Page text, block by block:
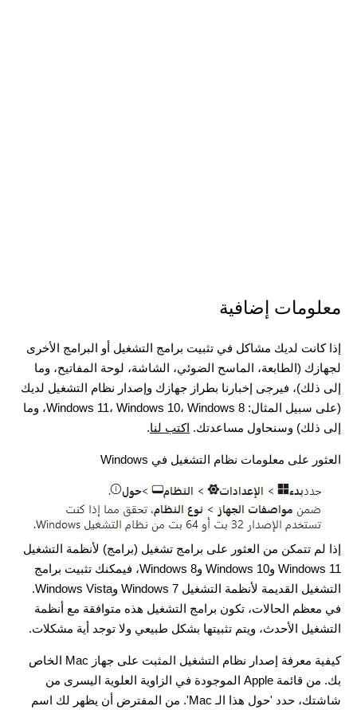
معلومات إضافية
إذا كانت لديك مشاكل في تثبيت برامج التشغيل أو البرامج الأخرى
لجهازك (الطابعة، الماسح الضوئي، الشاشة، لوحة المفاتيح، وما
إلى ذلك)، فيرجى إخبارنا بطراز جهازك وإصدار نظام التشغيل لديك
(على سبيل المثال: Windows 11، Windows 10، Windows 8، وما
إلى ذلك) وسنحاول مساعدتك. اكتب لنا.
العثور على معلومات نظام التشغيل في Windows
إذا لم تتمكن من العثور على برامج تشغيل (برامج) لأنظمة التشغيل
Windows 11 وWindows 10 وWindows 8، فيمكنك تثبيت برامج
التشغيل القديمة لأنظمة التشغيل Windows 7 وWindows Vista.
في معظم الحالات، تكون برامج التشغيل هذه متوافقة مع أنظمة
التشغيل الأحدث، ويتم تثبيتها بشكل طبيعي ولا توجد أية مشكلات.
كيفية معرفة إصدار نظام التشغيل المثبت على جهاز Mac الخاص
بك. من قائمة Apple الموجودة في الزاوية العلوية اليسرى من
شاشتك، حدد 'حول هذا الـ Mac'. من المفترض أن يظهر لك اسم